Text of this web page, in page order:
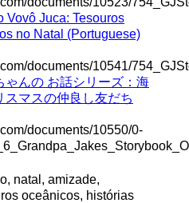
Vovô Juca: Tesouros
no Natal (Portuguese)
documents/10541/
ゃんの お話シリーズ：海
スマスの仲良し友だち
documents/10550/0-
natal, amizade,
oceânicos, histórias